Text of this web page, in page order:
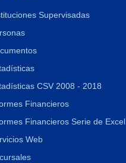
Supervisadas
CSV 2008 - 2018
Financieros
Financieros Serie de Excel
Web